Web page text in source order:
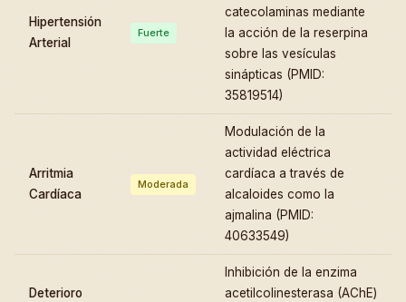
Hipertensión
Arterial
Fuerte
catecolaminas mediante
la acción de la reserpina
sobre las vesículas
sinápticas (PMID:
35819514)
Arritmia
Cardíaca
Moderada
Modulación de la
actividad eléctrica
cardíaca a través de
alcaloides como la
ajmalina (PMID:
40633549)
Deterioro
Inhibición de la enzima
acetilcolinesterasa (AChE)